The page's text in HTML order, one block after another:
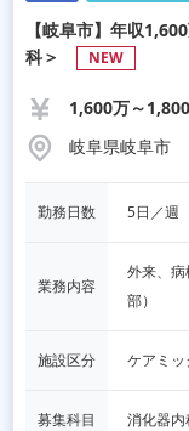
【岐阜市】年収
科＞
NEW
1,600万～
岐阜県岐阜市
勤務日数 5日／週
業務内容
外来、
部）
施設区分 ケアミッ
募集科目 消化器内